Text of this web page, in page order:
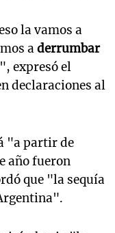
la vamos a
aderrumbar
", expresó el
declaraciones al
"a partir de
año fueron
que "la sequía